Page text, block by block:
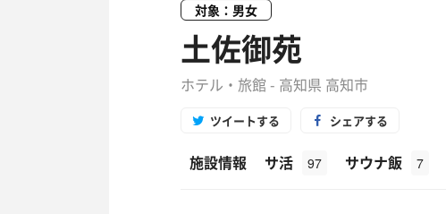
対象：男女
土佐御苑
ホテル・旅館 - 高知県 高知市
ツイートする シェアする
施設情報 サ活 97 サウナ飯 7